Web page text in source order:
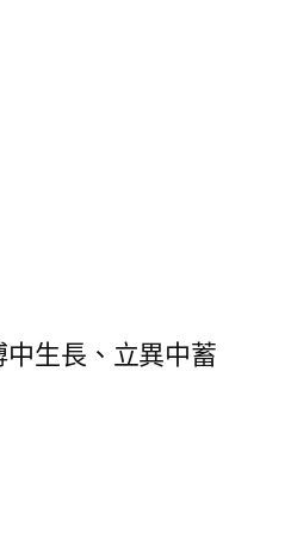
中生長、立異中蓄